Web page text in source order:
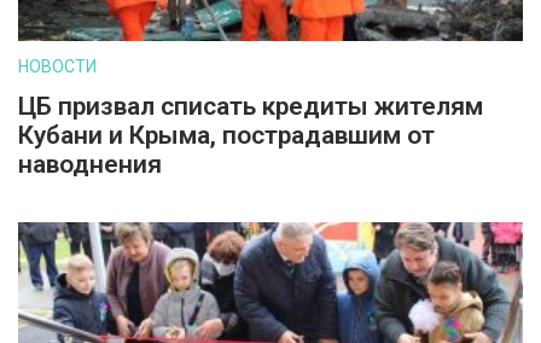
НОВОСТИ
ЦБ призвал списать кредиты жителям
Кубани и Крыма, пострадавшим от
наводнения